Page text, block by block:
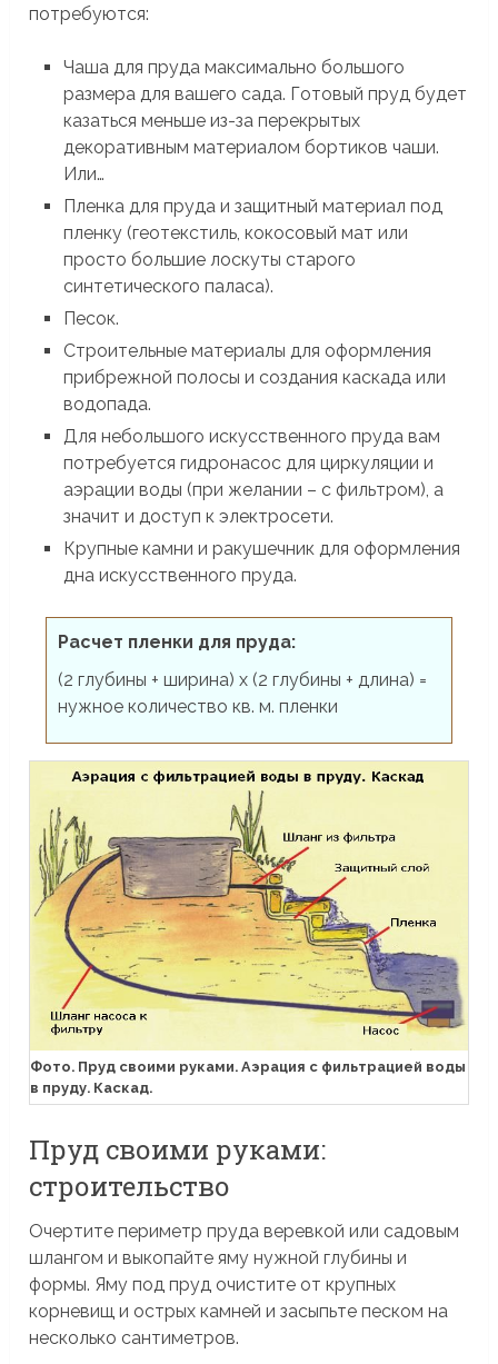
потребуются:
Чаша для пруда максимально большого
размера для вашего сада. Готовый пруд будет
казаться меньше из-за перекрытых
декоративным материалом бортиков чаши.
Или…
Пленка для пруда и защитный материал под
пленку (геотекстиль, кокосовый мат или
просто большие лоскуты старого
синтетического паласа).
Песок.
Строительные материалы для оформления
прибрежной полосы и создания каскада или
водопада.
Для небольшого искусственного пруда вам
потребуется гидронасос для циркуляции и
аэрации воды (при желании – с фильтром), а
значит и доступ к электросети.
Крупные камни и ракушечник для оформления
дна искусственного пруда.
Расчет пленки для пруда:
(2 глубины + ширина) х (2 глубины + длина) =
нужное количество кв. м. пленки
Фото. Пруд своими руками. Аэрация с фильтрацией воды
в пруду. Каскад.
Пруд своими руками:
строительство
Очертите периметр пруда веревкой или садовым
шлангом и выкопайте яму нужной глубины и
формы. Яму под пруд очистите от крупных
корневищ и острых камней и засыпьте песком на
несколько сантиметров.